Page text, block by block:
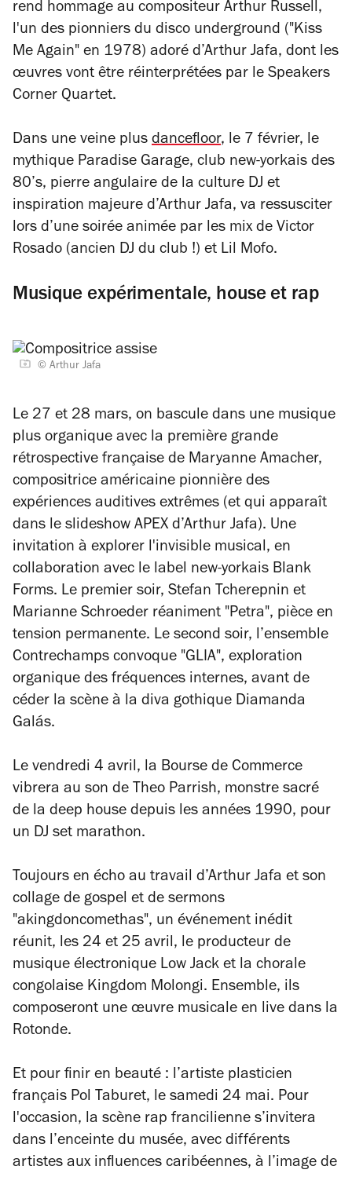
rend hommage au compositeur Arthur Russell,
l'un des pionniers du disco underground ("Kiss
Me Again" en 1978) adoré d’Arthur Jafa, dont les
œuvres vont être réinterprétées par le Speakers
Corner Quartet.
Dans une veine plus dancefloor, le 7 février, le
mythique Paradise Garage, club new-yorkais des
80’s, pierre angulaire de la culture DJ et
inspiration majeure d’Arthur Jafa, va ressusciter
lors d’une soirée animée par les mix de Victor
Rosado (ancien DJ du club !) et Lil Mofo.
Musique expérimentale, house et rap
© Arthur Jafa
Le 27 et 28 mars, on bascule dans une musique
plus organique avec la première grande
rétrospective française de Maryanne Amacher,
compositrice américaine pionnière des
expériences auditives extrêmes (et qui apparaît
dans le slideshow APEX d’Arthur Jafa). Une
invitation à explorer l'invisible musical, en
collaboration avec le label new-yorkais Blank
Forms. Le premier soir, Stefan Tcherepnin et
Marianne Schroeder réaniment "Petra", pièce en
tension permanente. Le second soir, l’ensemble
Contrechamps convoque "GLIA", exploration
organique des fréquences internes, avant de
céder la scène à la diva gothique Diamanda
Galás.
Le vendredi 4 avril, la Bourse de Commerce
vibrera au son de Theo Parrish, monstre sacré
de la deep house depuis les années 1990, pour
un DJ set marathon.
Toujours en écho au travail d’Arthur Jafa et son
collage de gospel et de sermons
"akingdoncomethas", un événement inédit
réunit, les 24 et 25 avril, le producteur de
musique électronique Low Jack et la chorale
congolaise Kingdom Molongi. Ensemble, ils
composeront une œuvre musicale en live dans la
Rotonde.
Et pour finir en beauté : l’artiste plasticien
français Pol Taburet, le samedi 24 mai. Pour
l'occasion, la scène rap francilienne s’invitera
dans l’enceinte du musée, avec différents
artistes aux influences caribéennes, à l’image de